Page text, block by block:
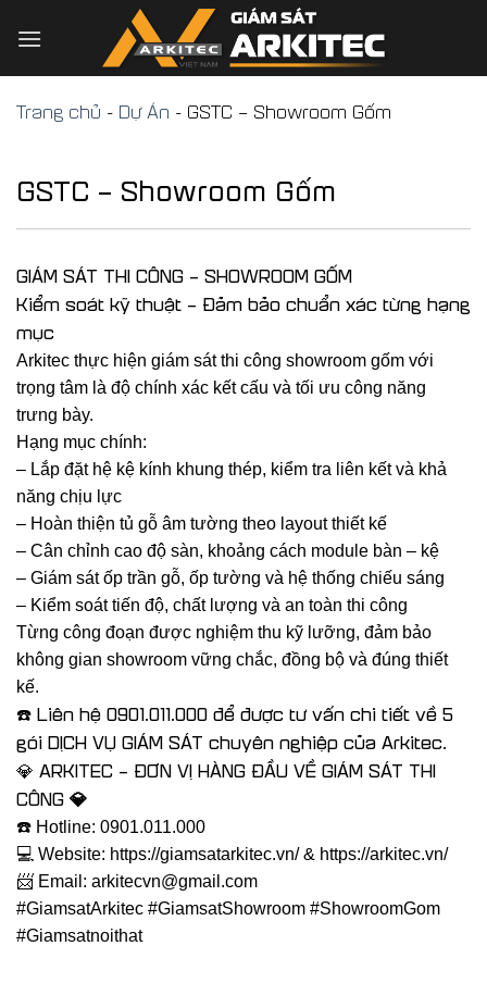
Trang chủ - Dự Án - GSTC – Showroom Gốm
GSTC – Showroom Gốm
GIÁM SÁT THI CÔNG – SHOWROOM GỐM
Kiểm soát kỹ thuật – Đảm bảo chuẩn xác từng hạng
mục
Arkitec thực hiện giám sát thi công showroom gốm với
trọng tâm là độ chính xác kết cấu và tối ưu công năng
trưng bày.
Hạng mục chính:
– Lắp đặt hệ kệ kính khung thép, kiểm tra liên kết và khả
năng chịu lực
– Hoàn thiện tủ gỗ âm tường theo layout thiết kế
– Cân chỉnh cao độ sàn, khoảng cách module bàn – kệ
– Giám sát ốp trần gỗ, ốp tường và hệ thống chiếu sáng
– Kiểm soát tiến độ, chất lượng và an toàn thi công
Từng công đoạn được nghiệm thu kỹ lưỡng, đảm bảo
không gian showroom vững chắc, đồng bộ và đúng thiết
kế.
☎️ Liên hệ 0901.011.000 để được tư vấn chi tiết về 5
gói DỊCH VỤ GIÁM SÁT chuyên nghiệp của Arkitec.
💎 ARKITEC – ĐƠN VỊ HÀNG ĐẦU VỀ GIÁM SÁT THI
CÔNG 💎
☎️ Hotline: 0901.011.000
💻 Website: https://giamsatarkitec.vn/ & https://arkitec.vn/
📨 Email: arkitecvn@gmail.com
#GiamsatArkitec #GiamsatShowroom #ShowroomGom
#Giamsatnoithat